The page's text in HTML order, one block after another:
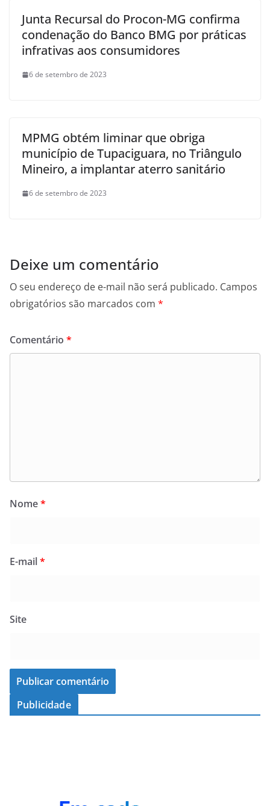
Junta Recursal do Procon-MG confirma
condenação do Banco BMG por práticas
infrativas aos consumidores
6 de setembro de 2023
MPMG obtém liminar que obriga
município de Tupaciguara, no Triângulo
Mineiro, a implantar aterro sanitário
6 de setembro de 2023
Deixe um comentário
O seu endereço de e-mail não será publicado. Campos
obrigatórios são marcados com *
Comentário *
Nome*
E-mail*
Site
Publicidade